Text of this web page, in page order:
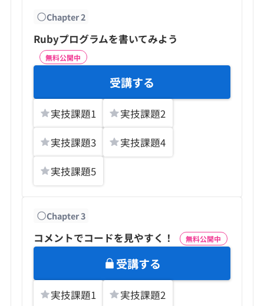
Chapter2
Rubyプログラムを書いてみよう
無料公開中
受講する
実技課題1 実技課題2
実技課題3 実技課題4
実技課題5
Chapter3
コメントでコードを見やすく！ 無料公開中
受講する
実技課題1 実技課題2